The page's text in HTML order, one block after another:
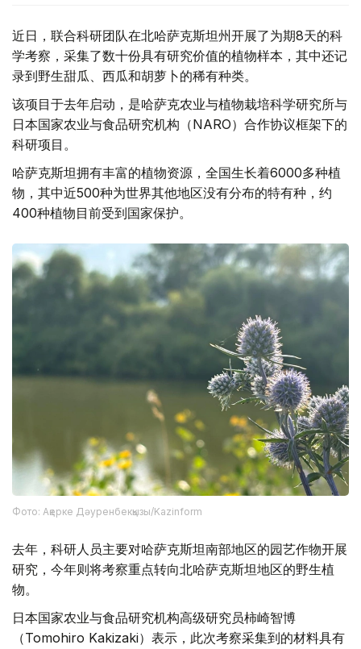
近日，联合科研团队在北哈萨克斯坦州开展了为期8天的科
学考察，采集了数十份具有研究价值的植物样本，其中还记
录到野生甜瓜、西瓜和胡萝卜的稀有种类。
该项目于去年启动，是哈萨克农业与植物栽培科学研究所与
日本国家农业与食品研究机构（NARO）合作协议框架下的
科研项目。
哈萨克斯坦拥有丰富的植物资源，全国生长着6000多种植
物，其中近500种为世界其他地区没有分布的特有种，约
400种植物目前受到国家保护。
Фото: Ақерке Дәуренбекқызы/Kazinform
去年，科研人员主要对哈萨克斯坦南部地区的园艺作物开展
研究，今年则将考察重点转向北哈萨克斯坦地区的野生植
物。
日本国家农业与食品研究机构高级研究员柿崎智博
（Tomohiro Kakizaki）表示，此次考察采集到的材料具有